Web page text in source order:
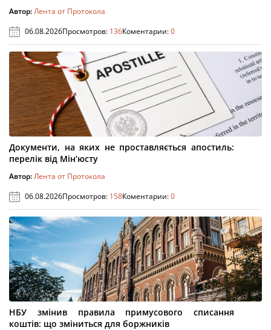
Автор:Лента от Протокола
06.08.2026Просмотров: 136Коментарии:0
Документи, на яких не проставляється апостиль:
перелік від Мін’юсту
Автор:Лента от Протокола
06.08.2026Просмотров: 158Коментарии:0
НБУ змінив правила примусового списання
коштів: що зміниться для боржників